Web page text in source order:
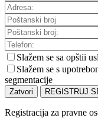
Slažem se sa opštii
Slažem se s
segmentacije
Zatvori REGISTRUJ
Registracija za pravne